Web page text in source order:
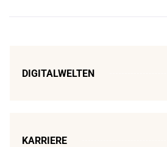
DIGITALWELTEN
KARRIERE